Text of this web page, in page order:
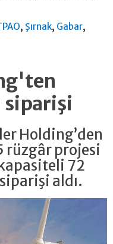
, Şırnak, Gabar,
Holding’den
rüzgâr projesi
72
aldı.